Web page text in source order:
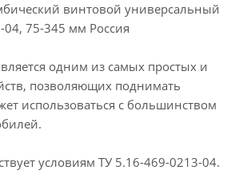
винтовой универсальный
75-345 мм Россия
одним из самых простых и
позволяющих поднимать
использоваться с большинством
условиям ТУ 5.16-469-0213-04.